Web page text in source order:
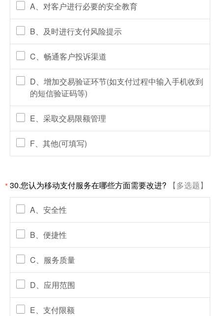
A、对客户进行必要的安全教育
B、及时进行支付风险提示
C、畅通客户投诉渠道
D、增加交易验证环节(如支付过程中输入手机收到
的短信验证码等)
E、采取交易限额管理
F、其他(可填写)
*30.您认为移动支付服务在哪些方面需要改进? 【多选题】
A、安全性
B、便捷性
C、服务质量
D、应用范围
E、支付限额